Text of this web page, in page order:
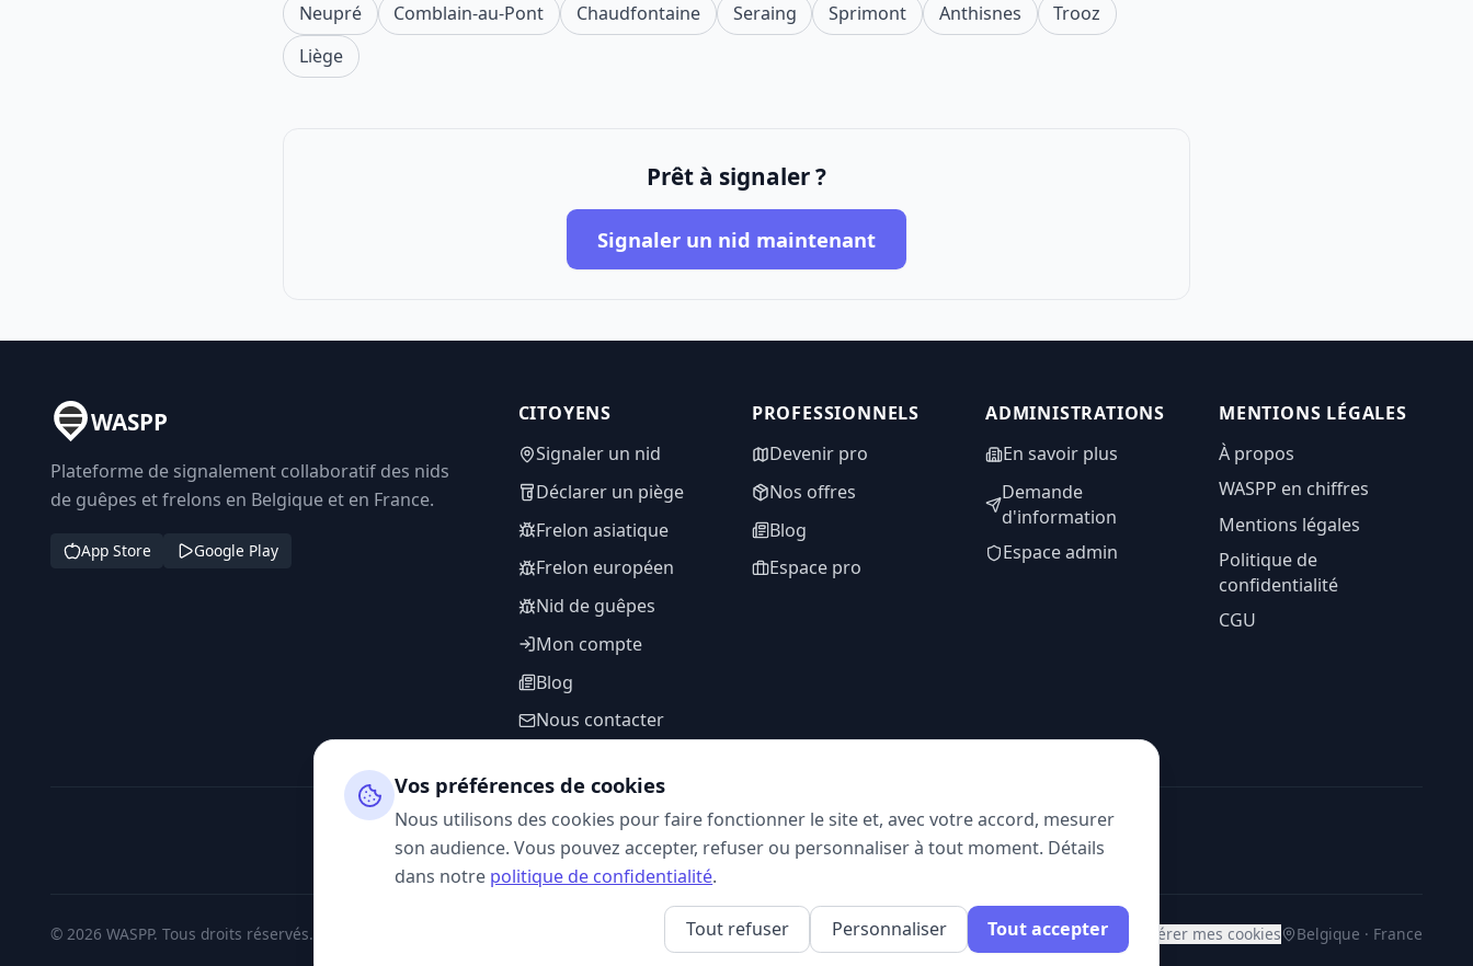
Neupré Comblain-au-Pont Chaudfontaine Seraing Sprimont Anthisnes
Trooz
Liège
Prêt à signaler ?
Signaler un nid maintenant
WASPP
Plateforme de signalement collaboratif des nids
de guêpes et frelons en Belgique et en France.
App Store Google Play
CITOYENS
Signaler un nid
Déclarer un piège
Frelon asiatique
Frelon européen
Nid de guêpes
Mon compte
Blog
Nous contacter
PROFESSIONNELS
Devenir pro
Nos offres
Blog
Espace pro
ADMINISTRATIONS
En savoir plus
Demande
d'information
Espace admin
MENTIONS LÉGALES
À propos
WASPP en chiffres
Mentions légales
Politique de
confidentialité
CGU
SUIVEZ-NOUS
© 2026 WASPP. Tous droits réservés. Gérer mes cookies Belgique · France
Vos préférences de cookies
Nous utilisons des cookies pour faire fonctionner le site et, avec votre accord, mesurer
son audience. Vous pouvez accepter, refuser ou personnaliser à tout moment. Détails
dans notre politique de confidentialité.
Tout refuser Personnaliser Tout accepter